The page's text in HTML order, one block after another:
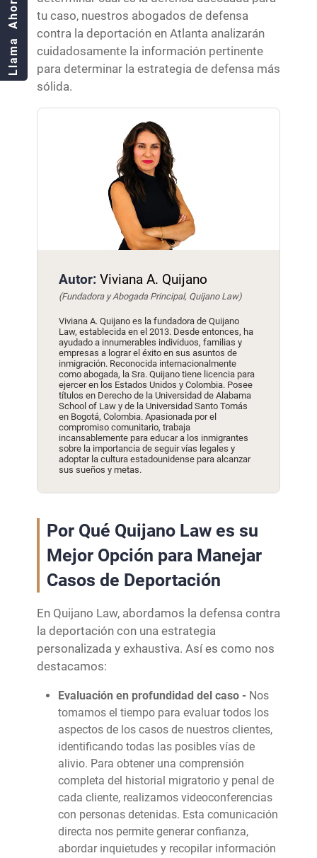
Llama Ahora!
tu caso, nuestros abogados de defensa
contra la deportación en Atlanta analizarán
cuidadosamente la información pertinente
para determinar la estrategia de defensa más
sólida.
Autor:Viviana A. Quijano
(Fundadora y Abogada Principal, Quijano Law)
Viviana A. Quijano es la fundadora de Quijano
Law, establecida en el 2013. Desde entonces, ha
ayudado a innumerables individuos, familias y
empresas a lograr el éxito en sus asuntos de
inmigración. Reconocida internacionalmente
como abogada, la Sra. Quijano tiene licencia para
ejercer en los Estados Unidos y Colombia. Posee
títulos en Derecho de la Universidad de Alabama
School of Law y de la Universidad Santo Tomás
en Bogotá, Colombia. Apasionada por el
compromiso comunitario, trabaja
incansablemente para educar a los inmigrantes
sobre la importancia de seguir vías legales y
adoptar la cultura estadounidense para alcanzar
sus sueños y metas.
Por Qué Quijano Law es su
Mejor Opción para Manejar
Casos de Deportación
En Quijano Law, abordamos la defensa contra
la deportación con una estrategia
personalizada y exhaustiva. Así es como nos
destacamos:
Evaluación en profundidad del caso - Nos
tomamos el tiempo para evaluar todos los
aspectos de los casos de nuestros clientes,
identificando todas las posibles vías de
alivio. Para obtener una comprensión
completa del historial migratorio y penal de
cada cliente, realizamos videoconferencias
con personas detenidas. Esta comunicación
directa nos permite generar confianza,
abordar inquietudes y recopilar información